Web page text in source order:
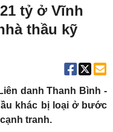
tỷ ở Vĩnh
thầu kỹ
danh Thanh Bình -
khác bị loại ở bước
tranh.